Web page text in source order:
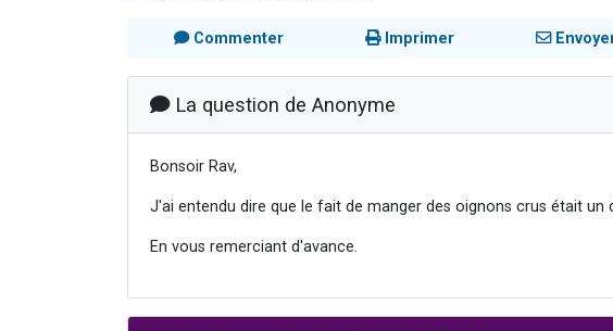
Commenter Imprimer
La question de Anonyme
Bonsoir Rav,
J'ai entendu dire que le fait de manger des oignons crus était un
En vous remerciant d'avance.